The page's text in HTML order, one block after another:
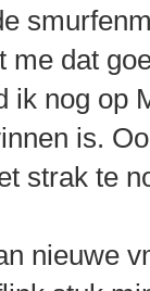
me dat
ik nog op
is.
strak te
nieuwe